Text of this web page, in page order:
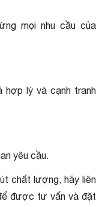
mọi nhu cầu của
hợp lý và cạnh tranh
yêu cầu.
chất lượng, hãy liên
được tư vấn và đặt